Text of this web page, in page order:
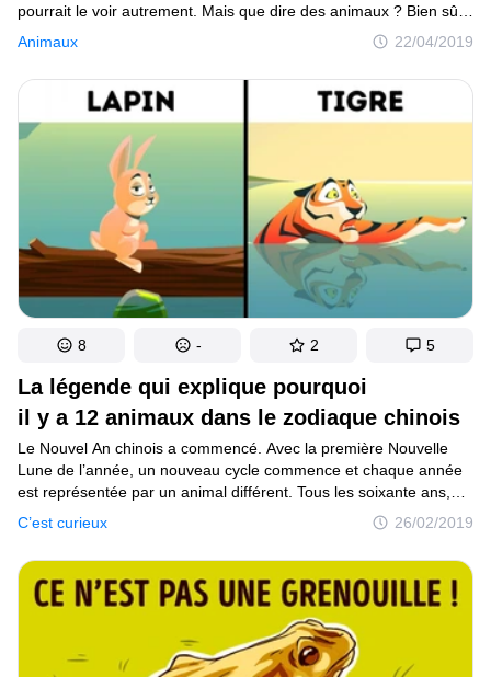
Animaux 22/04/2019
pourrait le voir autrement. Mais que dire des animaux ? Bien sûr,
en théorie, nous savons par exemple, que les serpents voient
la chaleur ou qu’un tissu rouge ne provoque pas un taureau. Ceci
dit, nous nous en tenons à la théorie, mais nous ne savons pas
exactement ce qui se passe en réalité.
La légende qui explique pourquoi
il y a 12 animaux dans le zodiaque chinois
C’est curieux 26/02/2019
Le Nouvel An chinois a commencé. Avec la première Nouvelle
Lune de l’année, un nouveau cycle commence et chaque année
est représentée par un animal différent. Tous les soixante ans,
un cycle plus large se répète. On dit que chaque animal
représente des aspects de la personnalité humaine selon l’année
de notre naissance. Cette croyance affirme que la personnalité
de chaque animal nous définira tout au long de notre vie. Selon
la légende, ce serait l’empereur de Jade, souverain des cieux
et de la terre, qui aurait un jour organisé une course d’animaux
dans le but de mesurer le temps en fonction de la rotation
de la Lune et donc d’attribuer une année à chacun d’eux.
8 - 2 5